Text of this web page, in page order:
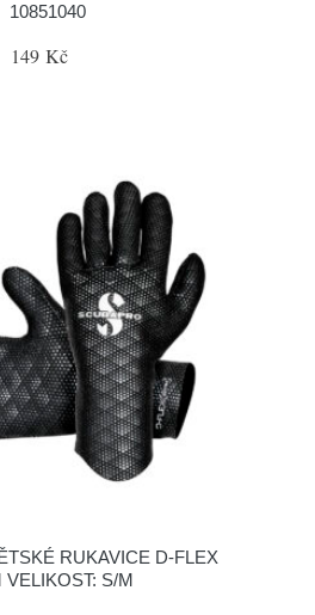
10851040
149 Kč
RUKAVICE D-FLEX
VELIKOST: S/M